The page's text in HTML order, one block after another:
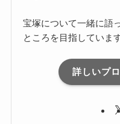
宝塚について一緒に語
ところを目指していま
詳しいプ